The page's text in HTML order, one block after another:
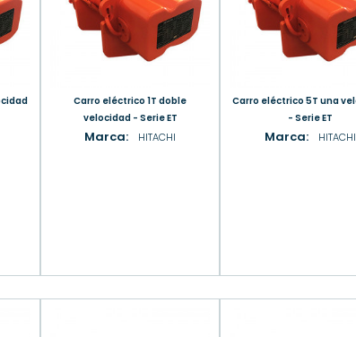
Carro eléctrico 1T doble
velocidad - Serie ET
Marca: HITACHI
Carro eléctrico 5T una velocidad
- Serie ET
Marca: HITACHI